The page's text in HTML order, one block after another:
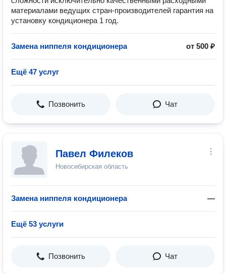
материалами ведущих стран-производителей гарантия на
установку кондиционера 1 год.
Замена ниппеля кондиционера от 500 ₽
Ещё 47 услуг
Позвонить Чат
Павел Филеков
Новосибирская область
Замена ниппеля кондиционера —
Ещё 53 услуги
Позвонить Чат